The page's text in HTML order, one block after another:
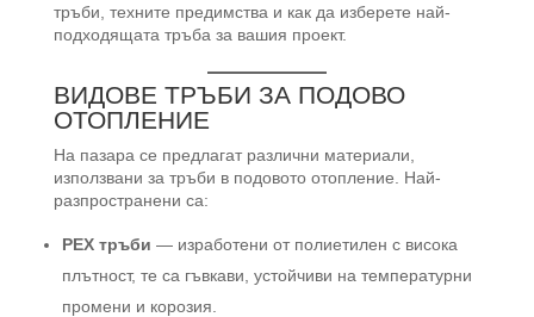
тръби, техните предимства и как да изберете най-
подходящата тръба за вашия проект.
ВИДОВЕ ТРЪБИ ЗА ПОДОВО
ОТОПЛЕНИЕ
На пазара се предлагат различни материали,
използвани за тръби в подовото отопление. Най-
разпространени са:
PEX тръби — изработени от полиетилен с висока
плътност, те са гъвкави, устойчиви на температурни
промени и корозия.